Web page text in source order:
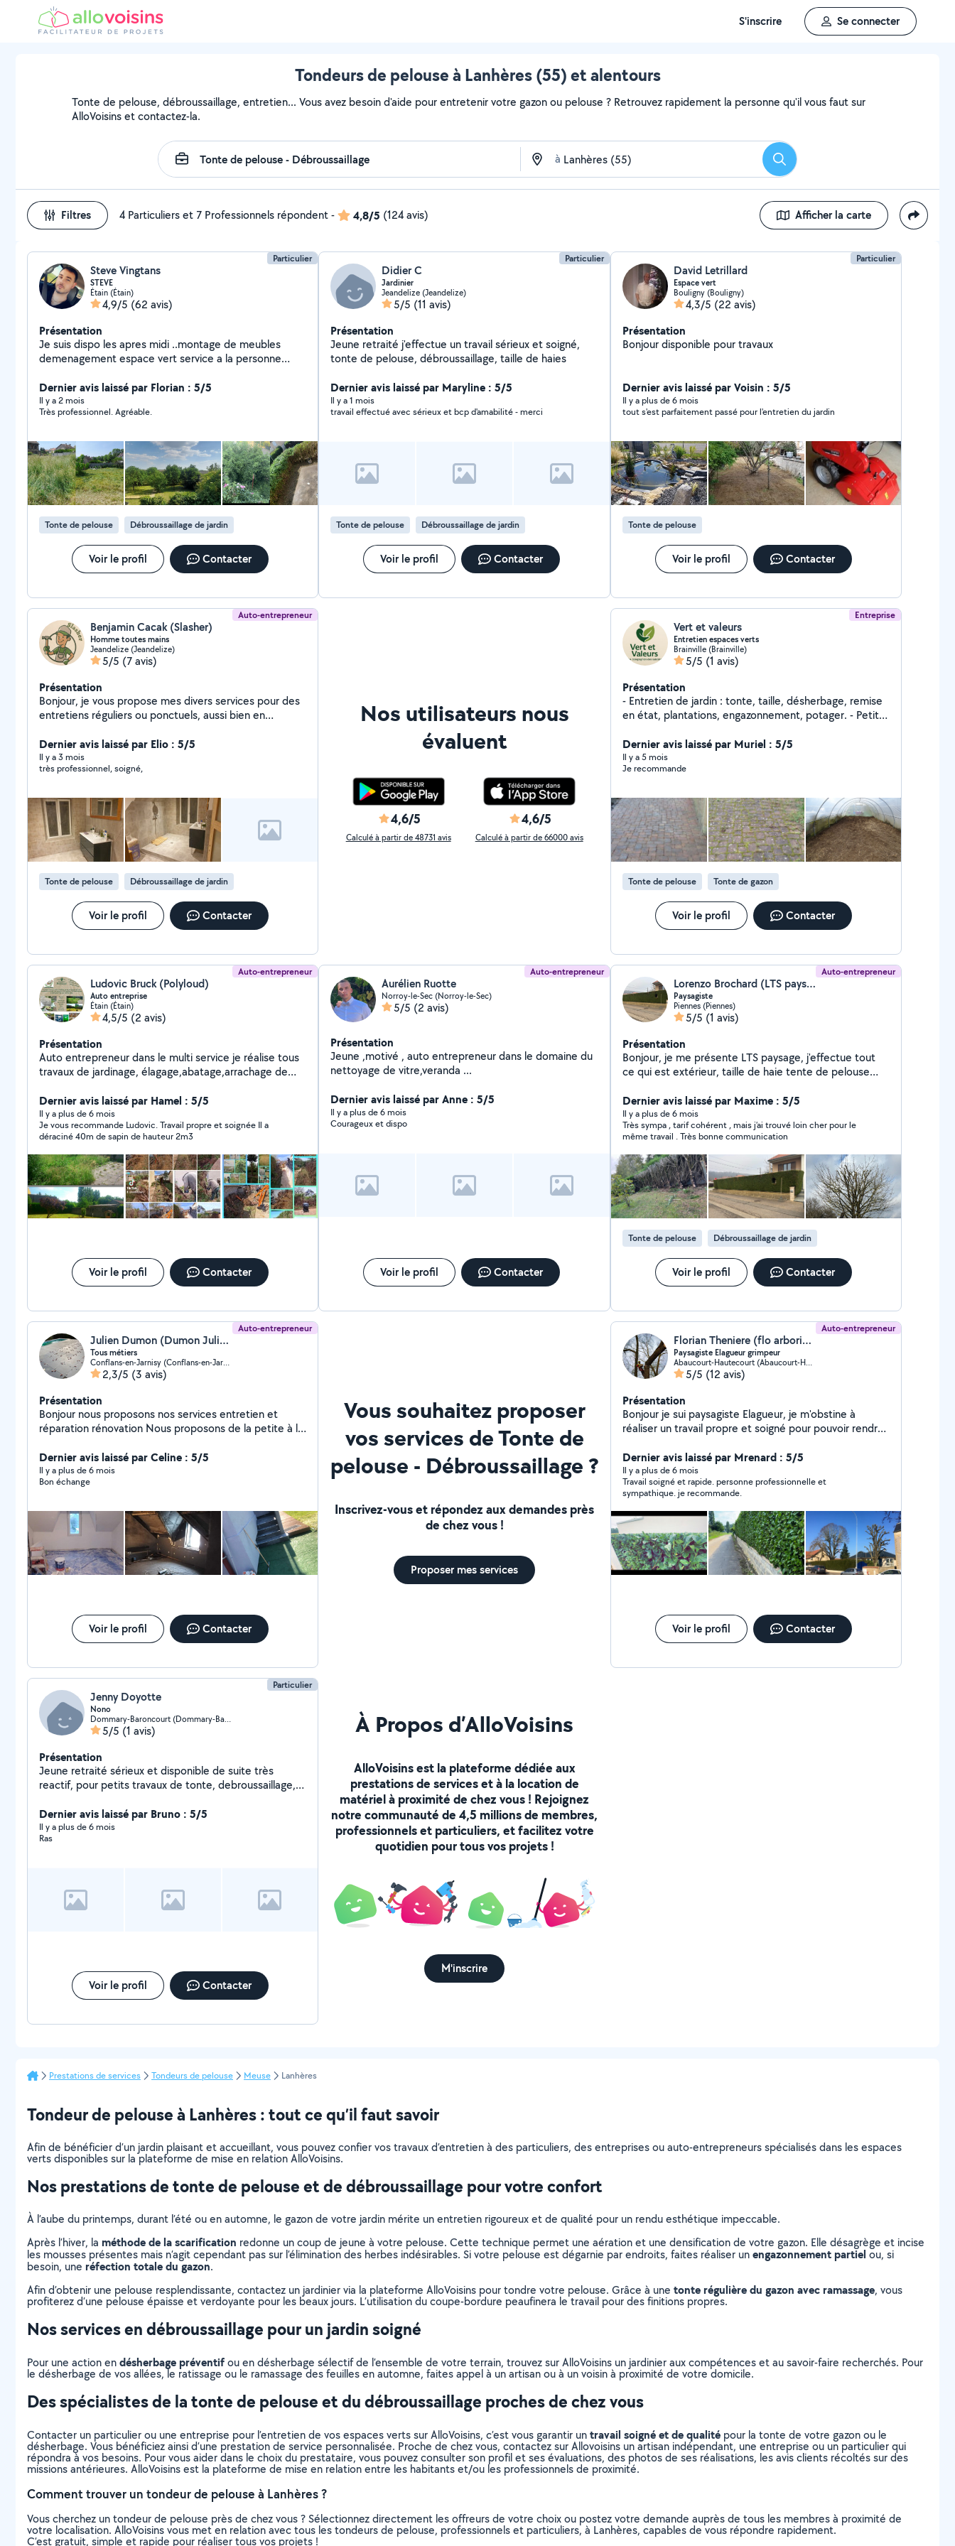
S'inscrire Se connecter
Tondeurs de pelouse à Lanhères (55) et alentours
Tonte de pelouse, débroussaillage, entretien... Vous avez besoin d'aide pour entretenir votre gazon ou pelouse ? Retrouvez rapidement la personne qu'il vous faut sur
AlloVoisins et contactez-la.
à Rechercher
Filtres 4 Particuliers et 7 Professionnels répondent- 4,8/5 (124 avis) Afficher la carte
Particulier
Steve Vingtans
STEVE
Étain (Étain)
4,9/5 (62 avis)
Présentation
Je suis dispo les apres midi ..montage de meubles
demenagement espace vert service a la personne
Dernier avis laissé par Florian : 5/5
Il y a 2 mois
Très professionnel. Agréable.
Tonte de pelouse Débroussaillage de jardin
Voir le profil Contacter
Particulier
Didier C
Jardinier
Jeandelize (Jeandelize)
5/5 (11 avis)
Présentation
Jeune retraité j'effectue un travail sérieux et soigné,
tonte de pelouse, débroussaillage, taille de haies
Dernier avis laissé par Maryline : 5/5
Il y a 1 mois
travail effectué avec sérieux et bcp d'amabilité - merci
Tonte de pelouse Débroussaillage de jardin
Voir le profil Contacter
Particulier
David Letrillard
Espace vert
Bouligny (Bouligny)
4,3/5 (22 avis)
Présentation
Bonjour disponible pour travaux
Dernier avis laissé par Voisin : 5/5
Il y a plus de 6 mois
tout s'est parfaitement passé pour l'entretien du jardin
Tonte de pelouse
Voir le profil Contacter
Auto-entrepreneur
Benjamin Cacak (Slasher)
Homme toutes mains
Jeandelize (Jeandelize)
5/5 (7 avis)
Présentation
Bonjour, je vous propose mes divers services pour des
entretiens réguliers ou ponctuels, aussi bien en
Dernier avis laissé par Elio : 5/5
Il y a 3 mois
très professionnel, soigné,
Tonte de pelouse Débroussaillage de jardin
Voir le profil Contacter
Nos utilisateurs nous
évaluent
4,6/5
Calculé à partir de 48731 avis
4,6/5
Calculé à partir de 66000 avis
Entreprise
Vert et valeurs
Entretien espaces verts
Brainville (Brainville)
5/5 (1 avis)
Présentation
- Entretien de jardin : tonte, taille, désherbage, remise
en état, plantations, engazonnement, potager. - Petits
améliorations du logement. - Enlèvement de souches,
rognage de souches, abattage, broyage de branches. -
Entretien des allées, des pavés
Dernier avis laissé par Muriel : 5/5
Il y a 5 mois
Je recommande
Tonte de pelouse Tonte de gazon
Voir le profil Contacter
Auto-entrepreneur
Ludovic Bruck (Polyloud)
Auto entreprise
Étain (Étain)
4,5/5 (2 avis)
Présentation
Auto entrepreneur dans le multi service je réalise tous
travaux de jardinage, élagage,abatage,arrachage de
possible n'hésitez pas pour toute question ou devis.
Dernier avis laissé par Hamel : 5/5
Il y a plus de 6 mois
Je vous recommande Ludovic. Travail propre et soignée Il a
déraciné 40m de sapin de hauteur 2m3
Voir le profil Contacter
Auto-entrepreneur
Aurélien Ruotte
Norroy-le-Sec (Norroy-le-Sec)
5/5 (2 avis)
Présentation
Jeune ,motivé , auto entrepreneur dans le domaine du
nettoyage de vitre,veranda ...
Dernier avis laissé par Anne : 5/5
Il y a plus de 6 mois
Courageux et dispo
Voir le profil Contacter
Auto-entrepreneur
Lorenzo Brochard (LTS paysage)
Paysagiste
Piennes (Piennes)
5/5 (1 avis)
Présentation
Bonjour, je me présente LTS paysage, j'effectue tout
ce qui est extérieur, taille de haie tente de pelouse
création, plantation, entretien de parc
Dernier avis laissé par Maxime : 5/5
Il y a plus de 6 mois
Très sympa , tarif cohérent , mais j’ai trouvé loin cher pour le
même travail . Très bonne communication
Tonte de pelouse Débroussaillage de jardin
Voir le profil Contacter
Auto-entrepreneur
Julien Dumon (Dumon Julien)
Tous métiers
Conflans-en-Jarnisy (Conflans-en-Jarnisy)
2,3/5 (3 avis)
Présentation
Bonjour nous proposons nos services entretien et
réparation rénovation Nous proposons de la petite à la
Carrelage Ba13 Enduit Maçonnerie Électricité Terrasse
pvc/bois /carrelage Chape/dalle Aménagement
extérieur Remises à niveau terrain Pose massifs fleur
d'autre nous sommes disponibles pour tous devis merci
à vous et à bientôt Tel 06h11h79h40h65
Dernier avis laissé par Celine : 5/5
Il y a plus de 6 mois
Bon échange
Voir le profil Contacter
Vous souhaitez proposer
vos services de Tonte de
pelouse - Débroussaillage ?
Inscrivez-vous et répondez aux demandes près
de chez vous !
Proposer mes services
Auto-entrepreneur
Florian Theniere (flo arboriste)
Paysagiste Elagueur grimpeur
Abaucourt-Hautecourt (Abaucourt-Hautecourt)
5/5 (12 avis)
Présentation
Bonjour je sui paysagiste Elagueur, je m'obstine à
réaliser un travail propre et soigné pour pouvoir rendre
travaux en espace vert qu'il s'agit de taille, tonte,
défrichage, élagage, abattage, je réalise aussi des
terrassements ou tous travaux avec une mini pelle. Au
plaisir de vous voir.
Dernier avis laissé par Mrenard : 5/5
Il y a plus de 6 mois
Travail soigné et rapide. personne professionnelle et
sympathique. je recommande.
Voir le profil Contacter
Particulier
Jenny Doyotte
Nono
Dommary-Baroncourt (Dommary-Baroncourt)
5/5 (1 avis)
Présentation
Jeune retraité sérieux et disponible de suite très
reactif, pour petits travaux de tonte, debroussaillage,
(cour,garage, grenier )je vous debarasse de votre bois,
ferraille , et bien d autres petits services.
Dernier avis laissé par Bruno : 5/5
Il y a plus de 6 mois
Ras
Voir le profil Contacter
À Propos d’AlloVoisins
AlloVoisins est la plateforme dédiée aux
prestations de services et à la location de
matériel à proximité de chez vous ! Rejoignez
notre communauté de 4,5 millions de membres,
professionnels et particuliers, et facilitez votre
quotidien pour tous vos projets !
M'inscrire
Prestations de services Tondeurs de pelouse Meuse Lanhères
Tondeur de pelouse à Lanhères : tout ce qu’il faut savoir
Afin de bénéficier d’un jardin plaisant et accueillant, vous pouvez confier vos travaux d’entretien à des particuliers, des entreprises ou auto-entrepreneurs spécialisés dans les espaces
verts disponibles sur la plateforme de mise en relation AlloVoisins.
Nos prestations de tonte de pelouse et de débroussaillage pour votre confort
À l’aube du printemps, durant l’été ou en automne, le gazon de votre jardin mérite un entretien rigoureux et de qualité pour un rendu esthétique impeccable.
Après l’hiver, la méthode de la scarification redonne un coup de jeune à votre pelouse. Cette technique permet une aération et une densification de votre gazon. Elle désagrège et incise
les mousses présentes mais n’agit cependant pas sur l’élimination des herbes indésirables. Si votre pelouse est dégarnie par endroits, faites réaliser unengazonnement partiel ou, si
besoin, une réfection totale du gazon.
Afin d’obtenir une pelouse resplendissante, contactez un jardinier via la plateforme AlloVoisins pour tondre votre pelouse. Grâce à une tonte régulière du gazon avec ramassage, vous
profiterez d’une pelouse épaisse et verdoyante pour les beaux jours. L’utilisation du coupe-bordure peaufinera le travail pour des finitions propres.
Nos services en débroussaillage pour un jardin soigné
Pour une action endésherbage préventifou en désherbage sélectif de l’ensemble de votre terrain, trouvez sur AlloVoisins un jardinier aux compétences et au savoir-faire recherchés. Pour
le désherbage de vos allées, le ratissage ou le ramassage des feuilles en automne, faites appel à un artisan ou à un voisin à proximité de votre domicile.
Des spécialistes de la tonte de pelouse et du débroussaillage proches de chez vous
Contacter un particulier ou une entreprise pour l’entretien de vos espaces verts sur AlloVoisins, c’est vous garantir untravail soigné et de qualité pour la tonte de votre gazon ou le
désherbage. Vous bénéficiez ainsi d’une prestation de service personnalisée. Proche de chez vous, contactez sur Allovoisins un artisan indépendant, une entreprise ou un particulier qui
répondra à vos besoins. Pour vous aider dans le choix du prestataire, vous pouvez consulter son profil et ses évaluations, des photos de ses réalisations, les avis clients récoltés sur des
missions antérieures. AlloVoisins est la plateforme de mise en relation entre les habitants et/ou les professionnels de proximité.
Comment trouver un tondeur de pelouse à Lanhères ?
Vous cherchez un tondeur de pelouse près de chez vous ? Sélectionnez directement les offreurs de votre choix ou postez votre demande auprès de tous les membres à proximité de
votre localisation. AlloVoisins vous met en relation avec tous les tondeurs de pelouse, professionnels et particuliers, à Lanhères, capables de vous répondre rapidement.
C’est gratuit, simple et rapide pour réaliser tous vos projets !